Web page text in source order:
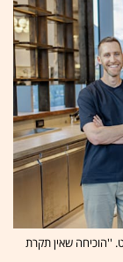
''הוכיחה שאין תקרת